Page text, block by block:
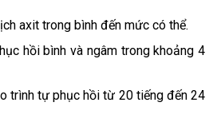
axit trong bình đến mức có thể.
hồi bình và ngâm trong khoảng 4
trình tự phục hồi từ 20 tiếng đến 24